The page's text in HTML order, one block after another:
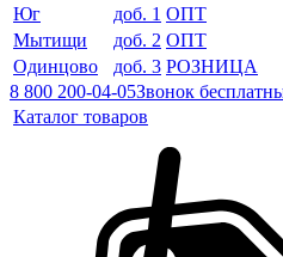
Юг
доб. 1 ОПТ
Мытищи
доб. 2 ОПТ
Одинцово
доб. 3 РОЗНИЦА
8 800 200-04-05Звонок
Каталог товаров